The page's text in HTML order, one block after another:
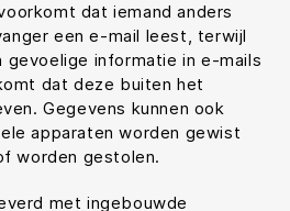
dat iemand anders
een e-mail leest, terwijl
gevoelige informatie in e-mails
dat deze buiten het
Gegevens kunnen ook
apparaten worden gewist
worden gestolen.
met ingebouwde